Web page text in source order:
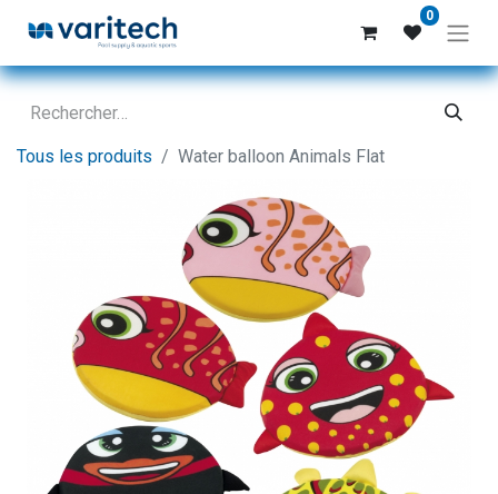
0
Tous les produits Water balloon Animals Flat